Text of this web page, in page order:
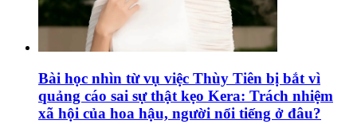
Bài học nhìn từ vụ việc Thùy Tiên bị bắt vì
quảng cáo sai sự thật kẹo Kera: Trách nhiệm
xã hội của hoa hậu, người nổi tiếng ở đâu?